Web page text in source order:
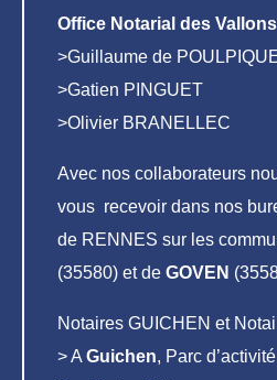
Office Notarial des
>Guillaume de
>Gatien PINGUET
>Olivier BRANELLEC
Avec nos collaborateurs
vous recevoir dans nos
de RENNES sur les
(35580) et de GOVEN
Notaires GUICHEN et
> A Guichen, Parc